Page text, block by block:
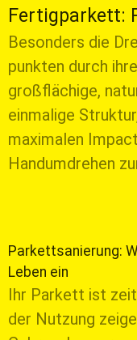
Fertigparkett:
Besonders die
punkten durch
großflächige,
einmalige
maximalen
Handumdrehen
Parkettsanierung:
Leben ein
Ihr Parkett ist
der Nutzung